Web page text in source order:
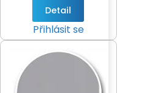
Detail
Přihlásit se